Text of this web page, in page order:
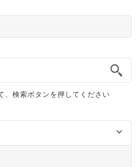
、検索ボタンを押してください